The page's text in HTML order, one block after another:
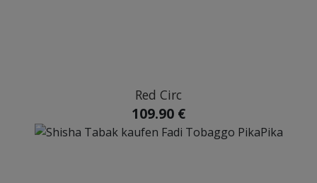
Red Circ
109.90 €